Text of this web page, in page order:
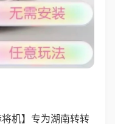
将机】专为湖南转转